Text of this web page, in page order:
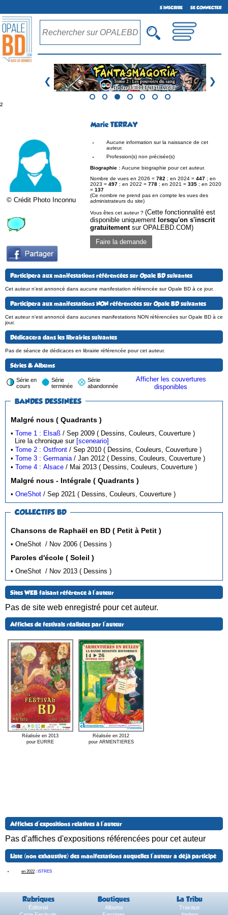
S'INSCRIRE SE CONNECTER
❮ ❯
²
Marie TERRAY
© Crédit Photo Inconnu
Aucune information sur la naissance de cet
auteur.
Profession(s) non précisée(s)
Biographie : Aucune biographie pour cet auteur.
Nombre de vues en 2026 = 782 ; en 2024 = 447 ; en
2023 = 497 ; en 2022 = 778 ; en 2021 = 335 ; en 2020
= 137
(Ce nombre ne prend pas en compte les vues des
administrateurs du site)
Vous êtes cet auteur ? (Cette fonctionnalité est
disponible uniquement lorsqu'on s'inscrit
gratuitementsur OPALEBD.COM)
Faire la demande
Participera aux manifestations référencées sur Opale BD suivantes
Cet auteur n'est annoncé dans aucune manifestation référencée sur Opale BD à ce jour.
Participera aux manifestations NON référencées sur Opale BD suivantes
Cet auteur n'est annoncé dans aucunes manifestations NON référencées sur Opale BD à ce
jour.
Dédicacera dans les librairies suivantes
Pas de séance de dédicaces en librairie référencée pour cet auteur.
Séries & Albums
Série en
cours
Série
terminée
Série
abandonnée
Afficher les couvertures
disponibles
BANDES DESSINÉES
Malgré nous ( Quadrants )
•Tome 1 : Elsaß
/ Sep 2009 ( Dessins, Couleurs, Couverture )
Lire la chronique sur [sceneario]
•Tome 2 : Ostfront
/ Sep 2010 ( Dessins, Couleurs, Couverture )
•Tome 3 : Germania
/ Jan 2012 ( Dessins, Couleurs, Couverture )
•Tome 4 : Alsace / Mai 2013 ( Dessins, Couleurs, Couverture )
Malgré nous - Intégrale ( Quadrants )
•OneShot / Sep 2021 ( Dessins, Couleurs, Couverture )
COLLECTIFS BD
Chansons de Raphaël en BD ( Petit à Petit )
• OneShot / Nov 2006 ( Dessins )
Paroles d'école ( Soleil )
• OneShot / Nov 2013 ( Dessins )
Sites WEB faisant référence à l'auteur
Pas de site web enregistré pour cet auteur.
Affiches de festivals réalisées par l'auteur
Réalisée en 2013
pour EURRE
Réalisée en 2012
pour ARMENTIERES
Affiches d'expositions relatives à l'auteur
Pas d'affiches d'expositions référencées pour cet auteur
Liste (non exhaustive) des manifestations auquelles l'auteur a déjà participé
en 2022 : ISTRES
Rubriques Boutiques La Tribu
Éditorial Albums
Travaux